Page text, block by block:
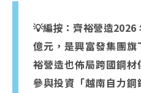
💡編按：齊裕營造
億元，是興富發集團
裕營造也佈局跨國鋼
參與投資「越南自力